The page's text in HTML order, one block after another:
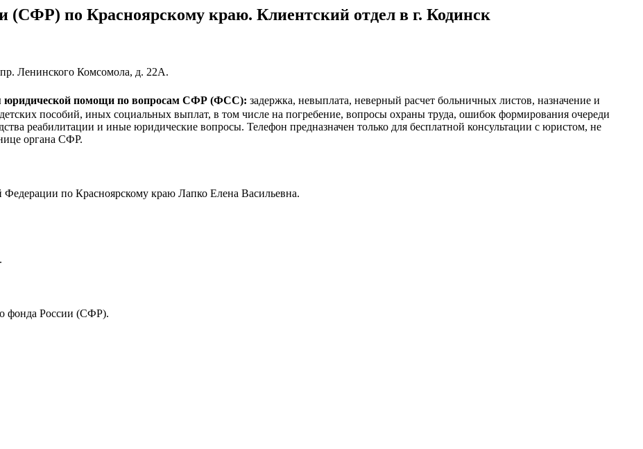
(СФР) по Красноярскому краю. Клиентский отдел в г. Кодинск
Ленинского Комсомола, д. 22А.
юридической помощи по вопросам CФР (ФСС): задержка, невыплата, неверный расчет больничных листов, назначение и
пособий, иных социальных выплат, в том числе на погребение, вопросы охраны труда, ошибок формирования очереди
реабилитации и иные юридические вопросы. Телефон предназначен только для бесплатной консультации с юристом, не
органа СФР.
по Красноярскому краю Лапко Елена Васильевна.
фонда России (СФР).